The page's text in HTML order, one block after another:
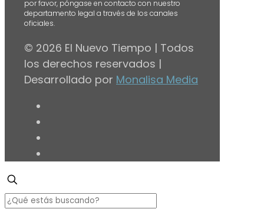
por favor, póngase en contacto con nuestro
departamento legal a través de los canales
oficiales.
© 2026 El Nuevo Tiempo | Todos
los derechos reservados |
Desarrollado por Monalisa Media